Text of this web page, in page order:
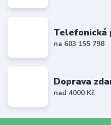
Telefonická
na 603 155 798
Doprava
nad 4000 Kč